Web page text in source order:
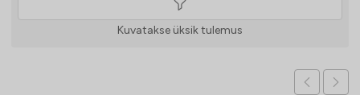
Kuvatakse üksik tulemus